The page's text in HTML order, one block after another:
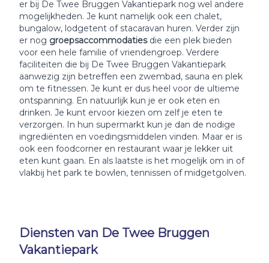
er bij De Twee Bruggen Vakantiepark nog wel andere
mogelijkheden. Je kunt namelijk ook een chalet,
bungalow, lodgetent of stacaravan huren. Verder zijn
er nog groepsaccommodatiesdie een plek bieden
voor een hele familie of vriendengroep. Verdere
faciliteiten die bij De Twee Bruggen Vakantiepark
aanwezig zijn betreffen een zwembad, sauna en plek
om te fitnessen. Je kunt er dus heel voor de ultieme
ontspanning. En natuurlijk kun je er ook eten en
drinken. Je kunt ervoor kiezen om zelf je eten te
verzorgen. In hun supermarkt kun je dan de nodige
ingrediënten en voedingsmiddelen vinden. Maar er is
ook een foodcorner en restaurant waar je lekker uit
eten kunt gaan. En als laatste is het mogelijk om in of
vlakbij het park te bowlen, tennissen of midgetgolven.
Diensten van De Twee Bruggen
Vakantiepark